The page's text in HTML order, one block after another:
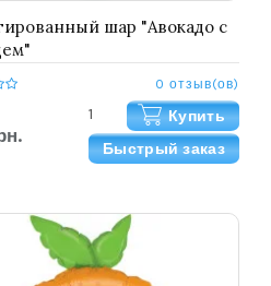
шар "Авокадо с
0 отзыв(ов)
Купить
Быстрый заказ